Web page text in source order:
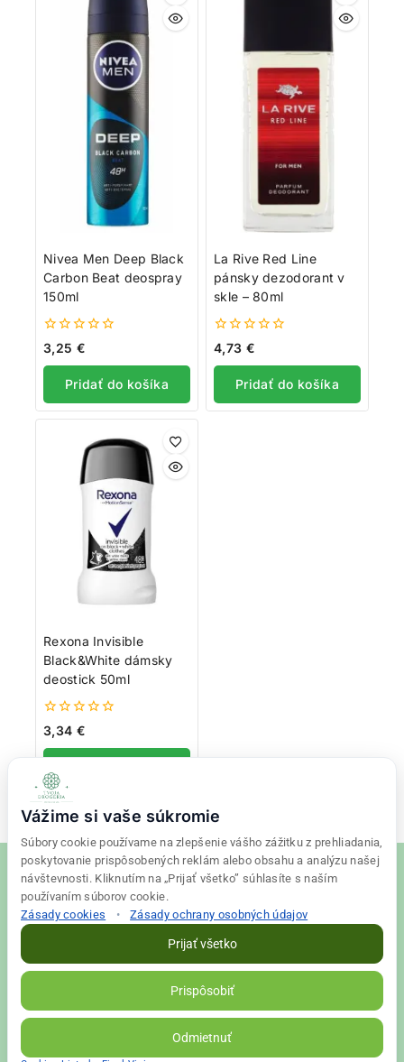
Nivea Men Deep Black
Carbon Beat deospray
150ml
0
z
5
3,25 €
Pridať do košíka
La Rive Red Line
pánsky dezodorant v
skle – 80ml
0
5
4,73 €
Pridať do košíka
Rexona Invisible
Black&White dámsky
deostick 50ml
0
z
5
3,34 €
Zásady ochrany osobných údajov|
VALLS s. r. o. | IČO: 56698526 | DIČ: 2122398663
Vážime si vaše súkromie
Súbory cookie používame na zlepšenie vášho zážitku z prehliadania,
poskytovanie prispôsobených reklám alebo obsahu a analýzu našej
návštevnosti. Kliknutím na „Prijať všetko” súhlasíte s naším
používaním súborov cookie.
Zásady cookies
• Zásady ochrany osobných údajov
Prispôsobiť
Odmietnuť
Prijať všetko